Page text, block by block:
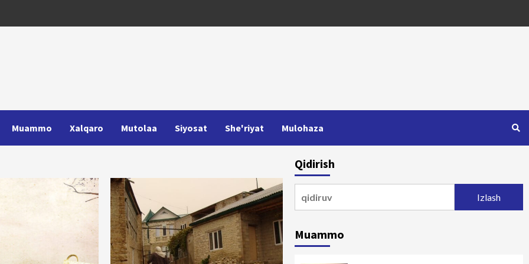
Muammo Xalqaro Mutolaa Siyosat She'riyat Mulohaza
Qidirish
Muammo